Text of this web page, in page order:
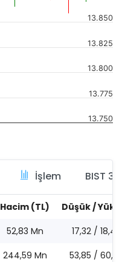
13.750
13.775
13.800
13.825
13.850
İşlem BIST 30
Hacim (TL)
Düşük /
52,83 Mn
17,32 / 18,48
244,59 Mn
53,85 /